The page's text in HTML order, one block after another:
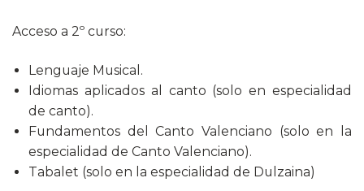
Acceso a 2º curso:
Lenguaje Musical.
Idiomas aplicados al canto (solo en especialidad
de canto).
Fundamentos del Canto Valenciano (solo en la
especialidad de Canto Valenciano).
Tabalet (solo en la especialidad de Dulzaina)